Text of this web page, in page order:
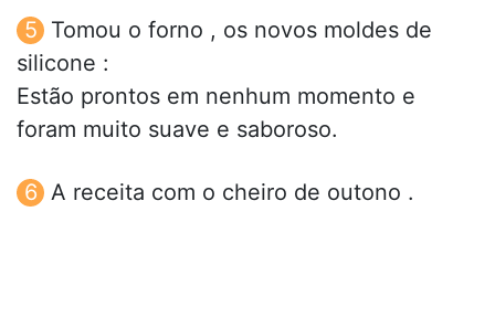
Tomou o forno , os novos moldes de
silicone :
Estão prontos em nenhum momento e
foram muito suave e saboroso.
A receita com o cheiro de outono .